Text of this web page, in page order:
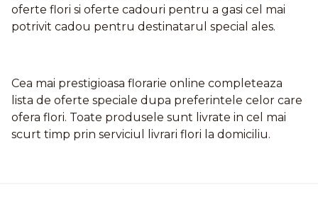
oferte flori si oferte cadouri pentru a gasi cel mai
potrivit cadou pentru destinatarul special ales.
Cea mai prestigioasa florarie online completeaza
lista de oferte speciale dupa preferintele celor care
ofera flori. Toate produsele sunt livrate in cel mai
scurt timp prin serviciul livrari flori la domiciliu.